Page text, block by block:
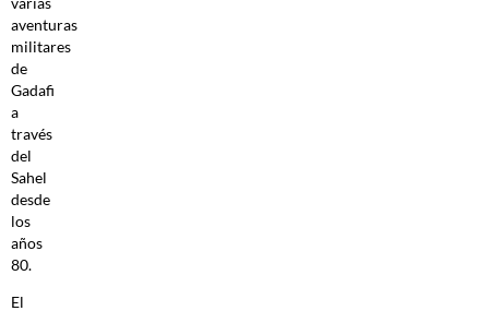
aventuras
militares
de
Gadafi
a
través
del
Sahel
desde
los
años
80.
El